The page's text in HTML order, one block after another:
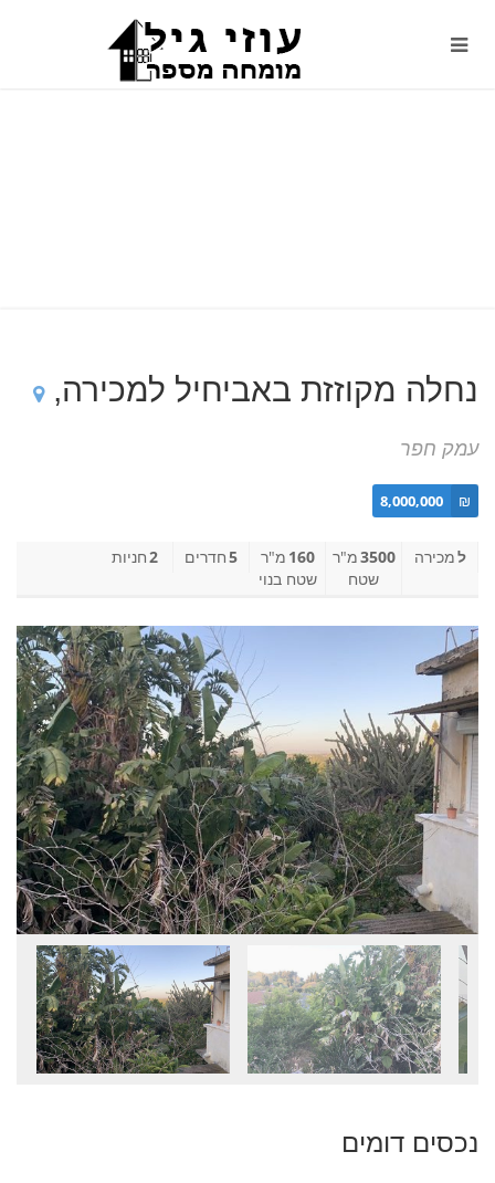
נחלה מקוזזת באביחיל למכירה,
עמק חפר
₪
8,000,000
למכירה 3500מ"ר
שטח
160 מ"ר
שטח בנוי
5חדרים 2חניות
נכסים דומים